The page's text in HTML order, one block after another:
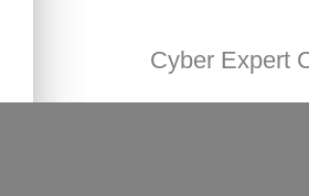
Cyber Expert